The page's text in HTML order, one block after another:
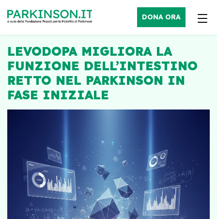
DONA ORA
LEVODOPA MIGLIORA LA
FUNZIONE DELL’INTESTINO
RETTO NEL PARKINSON IN
FASE INIZIALE